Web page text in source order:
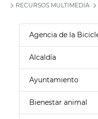
RECURSOS MULTIMEDIA
Agencia de la
Alcaldía
Ayuntamiento
Bienestar animal